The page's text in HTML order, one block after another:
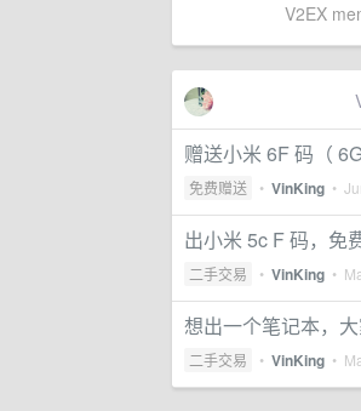
V2EX
赠送小米 6F 码（
免费赠送 • VinKing •
出小米 5c F 码，免
二手交易 • VinKing •
想出一个笔记本，
二手交易 • VinKing •